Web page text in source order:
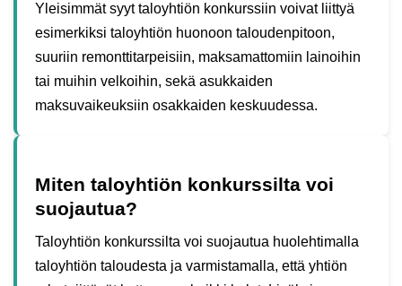
Yleisimmät syyt taloyhtiön konkurssiin voivat liittyä
esimerkiksi taloyhtiön huonoon taloudenpitoon,
suuriin remonttitarpeisiin, maksamattomiin lainoihin
tai muihin velkoihin, sekä asukkaiden
maksuvaikeuksiin osakkaiden keskuudessa.
Miten taloyhtiön konkurssilta voi
suojautua?
Taloyhtiön konkurssilta voi suojautua huolehtimalla
taloyhtiön taloudesta ja varmistamalla, että yhtiön